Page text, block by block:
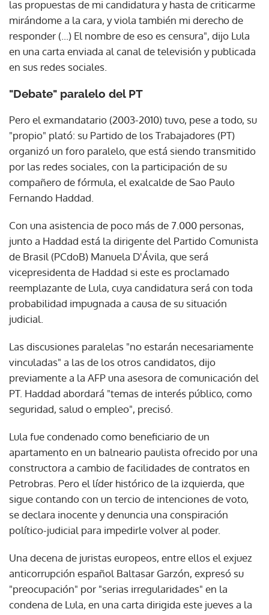
las propuestas de mi candidatura y hasta de criticarme
mirándome a la cara, y viola también mi derecho de
responder (...) El nombre de eso es censura", dijo Lula
en una carta enviada al canal de televisión y publicada
en sus redes sociales.
"Debate" paralelo del PT
Pero el exmandatario (2003-2010) tuvo, pese a todo, su
"propio" plató: su Partido de los Trabajadores (PT)
organizó un foro paralelo, que está siendo transmitido
por las redes sociales, con la participación de su
compañero de fórmula, el exalcalde de Sao Paulo
Fernando Haddad.
Con una asistencia de poco más de 7.000 personas,
junto a Haddad está la dirigente del Partido Comunista
de Brasil (PCdoB) Manuela D'Ávila, que será
vicepresidenta de Haddad si este es proclamado
reemplazante de Lula, cuya candidatura será con toda
probabilidad impugnada a causa de su situación
judicial.
Las discusiones paralelas "no estarán necesariamente
vinculadas" a las de los otros candidatos, dijo
previamente a la AFP una asesora de comunicación del
PT. Haddad abordará "temas de interés público, como
seguridad, salud o empleo", precisó.
Lula fue condenado como beneficiario de un
apartamento en un balneario paulista ofrecido por una
constructora a cambio de facilidades de contratos en
Petrobras. Pero el líder histórico de la izquierda, que
sigue contando con un tercio de intenciones de voto,
se declara inocente y denuncia una conspiración
político-judicial para impedirle volver al poder.
Una decena de juristas europeos, entre ellos el exjuez
anticorrupción español Baltasar Garzón, expresó su
"preocupación" por "serias irregularidades" en la
condena de Lula, en una carta dirigida este jueves a la